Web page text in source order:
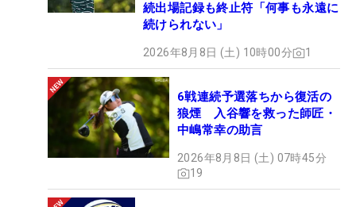
続出場記録も終止符「何事も永遠に
続けられない」
2026年8月8日 (土) 10時00分 1
6戦連続予選落ちから復活の
狼煙 入谷響を救った師匠・
中嶋常幸の助言
2026年8月8日 (土) 07時45分
19